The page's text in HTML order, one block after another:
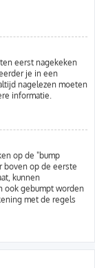
eerst nagekeken
je in een
nagelezen moeten
informatie.
op de "bump
boven op de eerste
kunnen
ook gebumpt worden
met de regels